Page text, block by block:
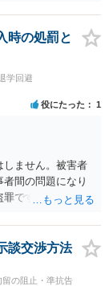
時の処罰と
学回避
役にたった 1
しません。被害者
間の問題になり
罪ですので、逮捕
談交渉方法
留の阻止・準抗告